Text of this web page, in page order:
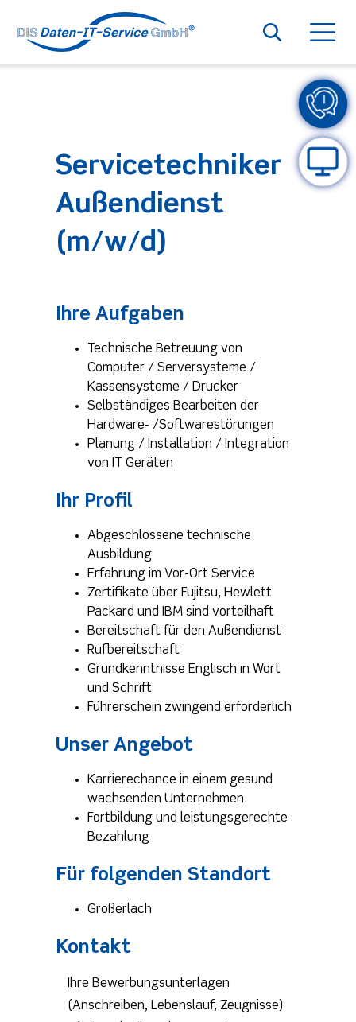
Toggle
Servicetechniker
Außendienst
(m/w/d)
Ihre Aufgaben
Technische Betreuung von
Computer / Serversysteme /
Kassensysteme / Drucker
Selbständiges Bearbeiten der
Hardware- /Softwarestörungen
Planung / Installation / Integration
von IT Geräten
Ihr Profil
Abgeschlossene technische
Ausbildung
Erfahrung im Vor-Ort Service
Zertifikate über Fujitsu, Hewlett
Packard und IBM sind vorteilhaft
Bereitschaft für den Außendienst
Rufbereitschaft
Grundkenntnisse Englisch in Wort
und Schrift
Führerschein zwingend erforderlich
Unser Angebot
Karrierechance in einem gesund
wachsenden Unternehmen
Fortbildung und leistungsgerechte
Bezahlung
Für folgenden Standort
Großerlach
Kontakt
Ihre Bewerbungsunterlagen
(Anschreiben, Lebenslauf, Zeugnisse)